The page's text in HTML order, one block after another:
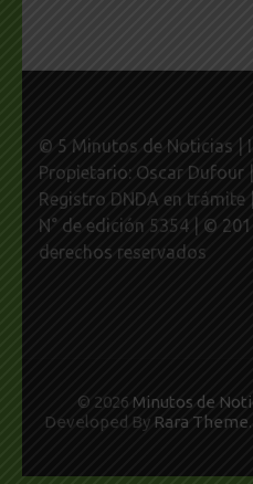
© 5 Minutos de Noticias |
Propietario: Oscar Dufour |
Registro DNDA en trámite
N° de edición 5354 | ©
derechos reservados
© 2026 Minutos de
Developed By Rara Theme